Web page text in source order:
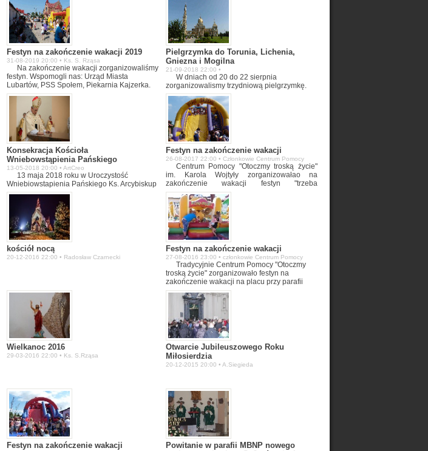
Festyn na zakończenie wakacji 2019
31-08-2019 20:00 • Ks. S. Rząsa
Na zakończenie wakacji zorganizowaliśmy
festyn. Wspomogli nas: Urząd Miasta
Lubartów, PSS Społem, Piekarnia Kajzerka.
Pielgrzymka do Torunia, Lichenia,
Gniezna i Mogilna
21-09-2018 22:00 •
W dniach od 20 do 22 sierpnia
zorganizowalismy trzydniową pielgrzymkę.
Byliśmy we Włocławku na tamie przy pomniku
upamiętniającym śmierć Ks. Jerzego
Popiełuszki, w Toruniu w sanktuarium
Gwiazdy Nowej Ewangelizacji i na Starówce,
w Licheniu, Gnieźnie, na Polach Lednickich,
w Mogilnie i Niepokalanowie.
Konsekracja Kościoła
Wniebowstąpienia Pańskiego
13-05-2018 20:00 • ArtCreo
13 maja 2018 roku w Uroczystość
Wniebiowstapienia Pańskiego Ks. Arcybiskup
Stanisław Budzik Metropolita Lubelski
dokonał konsekracji kościoła.
Festyn na zakończenie wakacji
26-08-2017 22:00 • Członkowie Centrum Pomocy
Centrum Pomocy "Otoczmy troską życie"
im. Karola Wojtyły zorganizowałao na
zakończenie wakacji festyn "trzeba
wypobraźni miłości" dzięki wsparciu Urzędu
Miasta Lubartów, PSS Społem, Piekarnii
"Kajzerka" oraz wielu wolontariuszy.
kościół nocą
20-12-2016 22:00 • Radosław Czarnecki
Festyn na zakończenie wakacji
27-08-2016 23:00 • członkowie Centrum Pomocy
Tradycyjnie Centrum Pomocy "Otoczmy
troską życie" zorganizowało festyn na
zakończenie wakacji na placu przy parafii
Wniebowstapienia Pańskiego. Dziękujemy
Urzędowi Miasta Lubartów, PSS Społem i
Piekarnii "Kajzerka" za pomoc.
Wielkanoc 2016
29-03-2016 22:00 • Ks. S.Rząsa
Otwarcie Jubileuszowego Roku
Miłosierdzia
20-12-2015 20:00 • A.Siegieda
Festyn na zakończenie wakacji
Powitanie w parafii MBNP nowego